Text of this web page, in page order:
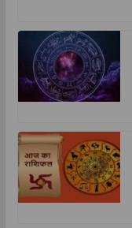
t
s
A
p
e
b
o
o
t
e
r